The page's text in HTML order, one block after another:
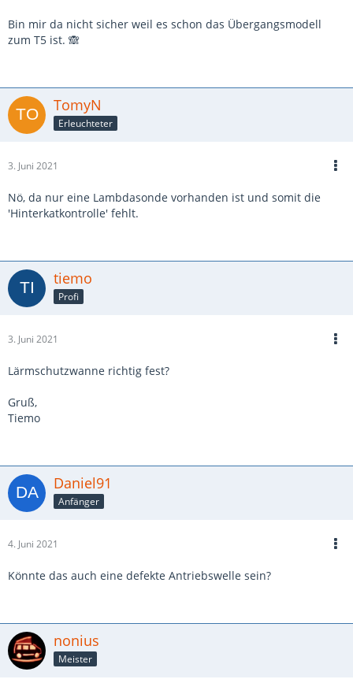
Bin mir da nicht sicher weil es schon das Übergangsmodell
zum T5 ist. 🙈
TomyN
Erleuchteter
3. Juni 2021
Nö, da nur eine Lambdasonde vorhanden ist und somit die
'Hinterkatkontrolle' fehlt.
tiemo
Profi
3. Juni 2021
Lärmschutzwanne richtig fest?
Gruß,
Tiemo
Daniel91
Anfänger
4. Juni 2021
Könnte das auch eine defekte Antriebswelle sein?
nonius
Meister